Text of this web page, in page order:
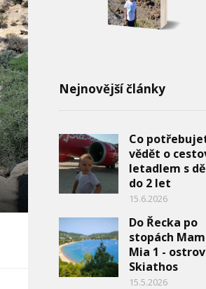
Nejnovější články
Co
vědět o
letadlem s
do 2 let
15.6.2026
Do Řecka po
stopách
Mia 1 - ostrov
Skiathos
15.5.2026